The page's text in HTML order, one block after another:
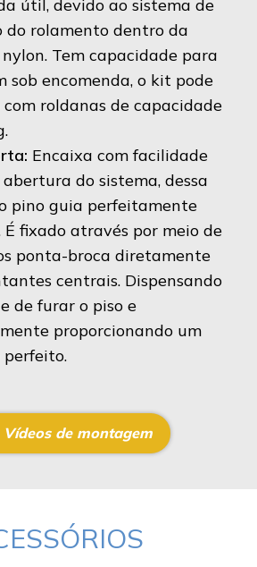
útil, devido ao sistema de
do rolamento dentro da
Tem capacidade para
sob encomenda, o kit pode
roldanas de capacidade
Encaixa com facilidade
do sistema, dessa
pino guia perfeitamente
fixado através por meio de
ponta-broca diretamente
centrais. Dispensando
de furar o piso e
proporcionando um
Vídeos de montagem